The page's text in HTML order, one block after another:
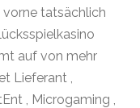
vorne tatsächlich
auf von mehr
Lieferant ,
, Microgaming ,